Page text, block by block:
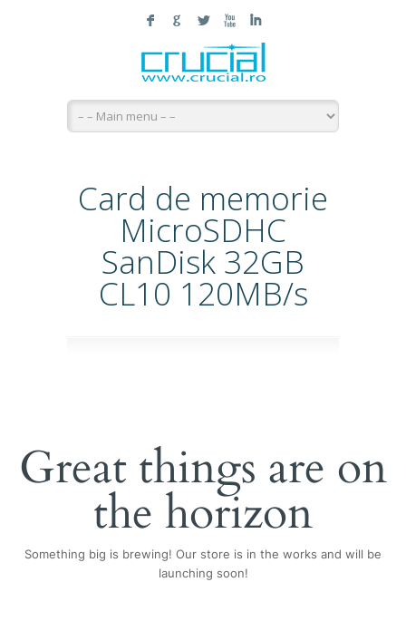
F G L X I
Card de memorie
MicroSDHC
SanDisk 32GB
CL10 120MB/s
Great things are on
the horizon
Something big is brewing! Our store is in the works and will be
launching soon!